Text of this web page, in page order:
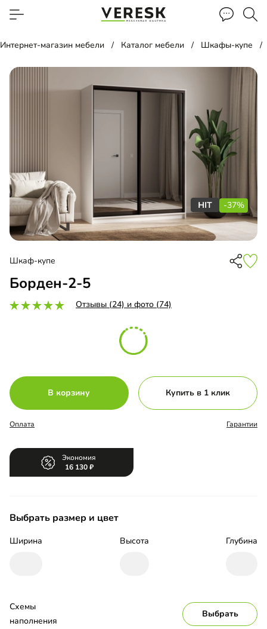
Интернет-магазин мебели Каталог мебели Шкафы-купе
-37%
Шкаф-купе
Борден-2-5
Отзывы (24) и фото (74)
В корзину Купить в 1 клик
Оплата Гарантии
Экономия
16 130
Выбрать размер и цвет
Ширина Высота Глубина
Схемы
наполнения
Выбрать